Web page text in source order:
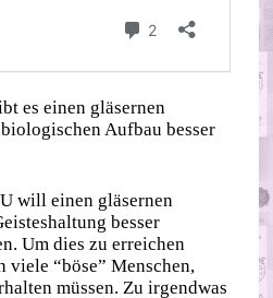
es einen gläsernen
Aufbau besser
will einen gläsernen
besser
Um dies zu erreichen
viele “böse” Menschen,
müssen. Zu irgendwas